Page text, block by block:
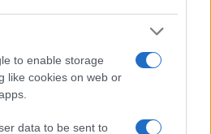
to enable storage
like cookies on web or
data to be sent to
ferrovie a
abbiamo
necessari”